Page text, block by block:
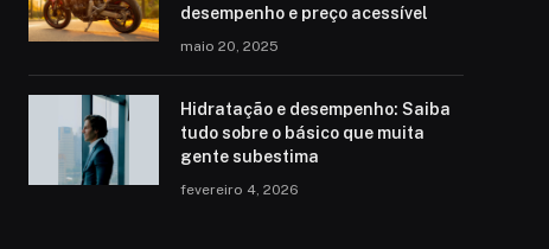
desempenho e preço acessível
maio 20, 2025
Hidratação e desempenho: Saiba
tudo sobre o básico que muita
gente subestima
fevereiro 4, 2026